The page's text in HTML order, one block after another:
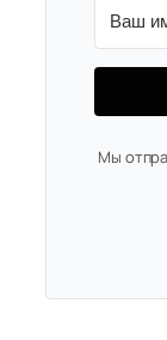
Мы